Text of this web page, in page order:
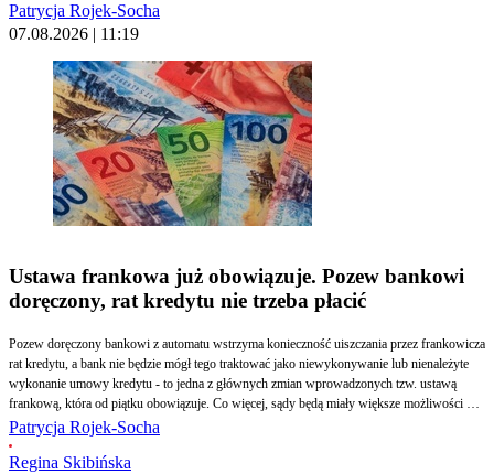
Patrycja Rojek-Socha
07.08.2026 | 11:19
Ustawa frankowa już obowiązuje. Pozew bankowi
doręczony, rat kredytu nie trzeba płacić
Pozew doręczony bankowi z automatu wstrzyma konieczność uiszczania przez frankowicza
rat kredytu, a bank nie będzie mógł tego traktować jako niewykonywanie lub nienależyte
wykonanie umowy kredytu - to jedna z głównych zmian wprowadzonych tzw. ustawą
frankową, która od piątku obowiązuje. Co więcej, sądy będą miały większe możliwości w
zakresie posiedzeń niejawnych, a zdalne przesłuchanie świadka będzie możliwe nawet
wtedy, gdy strona zgłosi sprzeciw. Prawnicy nowe rozwiązania co do zasady chwalą, choć
podkreślają, że są spóźnione.
Patrycja Rojek-Socha
Regina Skibińska